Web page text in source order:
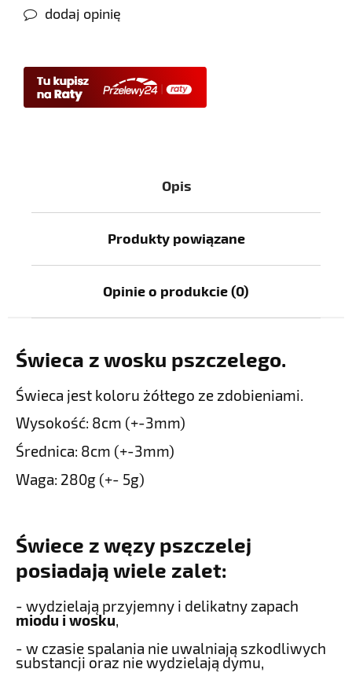
dodaj opinię
Opis
Produkty powiązane
Opinie o produkcie (0)
Świeca z wosku pszczelego.
Świeca jest koloru żółtego ze zdobieniami.
Wysokość: 8cm (+-3mm)
Średnica: 8cm (+-3mm)
Waga: 280g (+- 5g)
Świece z węzy pszczelej
posiadają wiele zalet:
- wydzielają przyjemny i delikatny zapach
miodu i wosku,
- w czasie spalania nie uwalniają szkodliwych
substancji oraz nie wydzielają dymu,